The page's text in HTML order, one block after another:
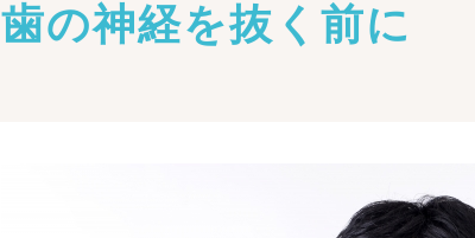
歯の神経を抜く前に